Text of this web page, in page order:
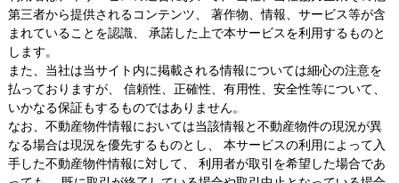
第三者から提供されるコンテンツ、 著作物、情報、サービス等が含
まれていることを認識、 承諾した上で本サービスを利用するものと
します。
また、当社は当サイト内に掲載される情報については細心の注意を
払っておりますが、 信頼性、正確性、有用性、安全性等について、
いかなる保証もするものではありません。
なお、不動産物件情報においては当該情報と不動産物件の現況が異
なる場合は現況を優先するものとし、 本サービスの利用によって入
手した不動産物件情報に対して、 利用者が取引を希望した場合であ